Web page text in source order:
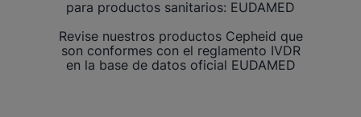
para productos sanitarios: EUDAMED
Revise nuestros productos Cepheid que
son conformes con el reglamento IVDR
en la base de datos oficial EUDAMED